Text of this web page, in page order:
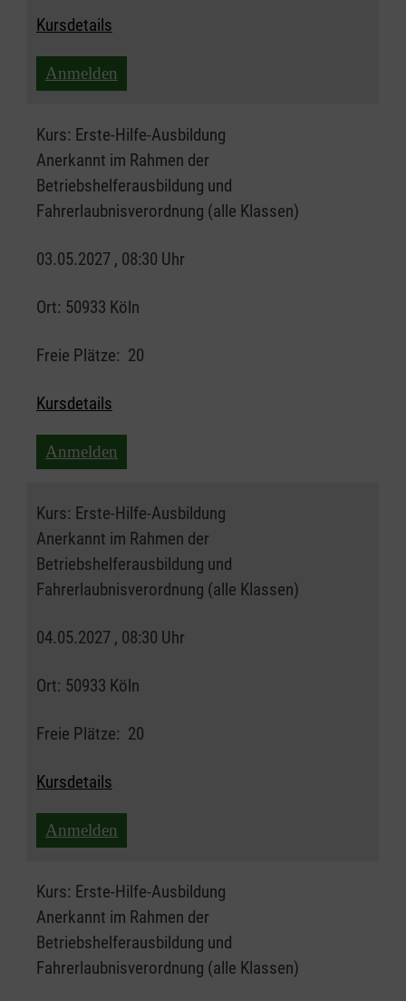
Kursdetails
Anmelden
Kurs: Erste-Hilfe-Ausbildung
Anerkannt im Rahmen der
Betriebshelferausbildung und
Fahrerlaubnisverordnung (alle Klassen)
03.05.2027 , 08:30 Uhr
Ort: 50933 Köln
Freie Plätze: 20
Kursdetails
Anmelden
Kurs: Erste-Hilfe-Ausbildung
Anerkannt im Rahmen der
Betriebshelferausbildung und
Fahrerlaubnisverordnung (alle Klassen)
04.05.2027 , 08:30 Uhr
Ort: 50933 Köln
Freie Plätze: 20
Kursdetails
Anmelden
Kurs: Erste-Hilfe-Ausbildung
Anerkannt im Rahmen der
Betriebshelferausbildung und
Fahrerlaubnisverordnung (alle Klassen)